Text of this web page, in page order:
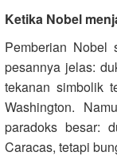
Ketika Nobel
Pemberian Nobel
pesannya jelas:
tekanan simbolik
Washington.
paradoks besar:
Caracas, tetapi